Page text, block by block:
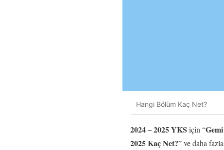
Hangi Bölüm Kaç Net?
2024 – 2025 YKS için “
2025 Kaç Net?” ve daha